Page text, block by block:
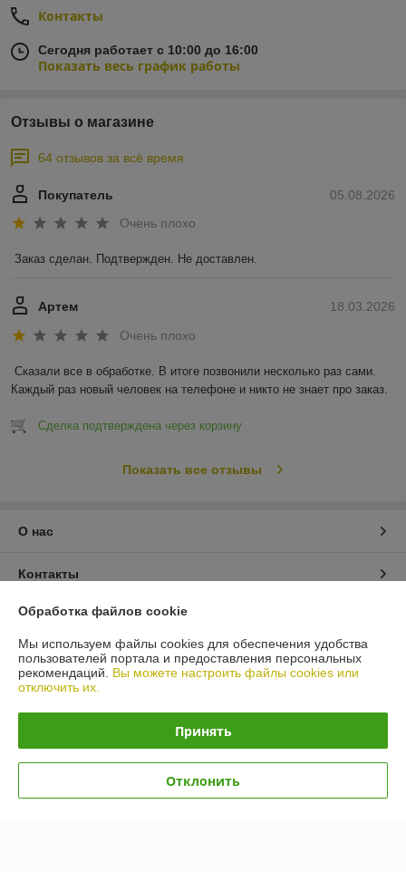
Контакты
Сегодня работает с 10:00 до 16:00
Показать весь график работы
Отзывы о магазине
64 отзывов за всё время
05.08.2026
Покупатель
Очень плохо
Заказ сделан. Подтвержден. Не доставлен.
18.03.2026
Артем
Очень плохо
Сказали все в обработке. В итоге позвонили несколько раз сами.
Каждый раз новый человек на телефоне и никто не знает про заказ.
Сделка подтверждена через корзину
Показать все отзывы
О нас
Контакты
Доставка и оплата
График работы
Политика обработки cookies
Сайт создан на платформе Deal.by
Обработка файлов cookie
Мы используем файлы cookies для обеспечения удобства
пользователей портала и предоставления персональных
рекомендаций. Вы можете настроить файлы cookies или
отключить их.
Принять
Отклонить